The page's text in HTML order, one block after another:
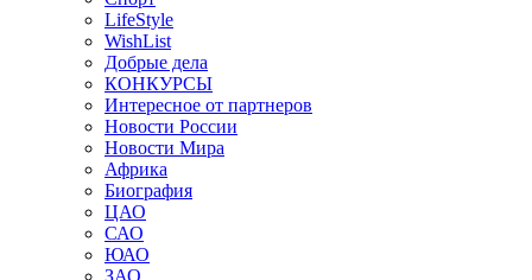
LifeStyle
WishList
Добрые дела
КОНКУРСЫ
Интересное от партнеров
Новости России
Новости Мира
Африка
Биография
ЦАО
САО
ЮАО
ЗАО